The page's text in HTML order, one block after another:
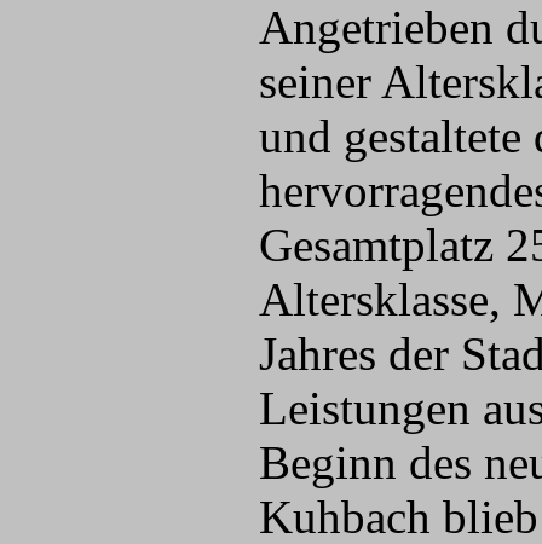
Angetrieben
seiner
und
Gesamtplatz
Altersklasse,
Jahres der
Leistungen
Beginn des
Kuhbach